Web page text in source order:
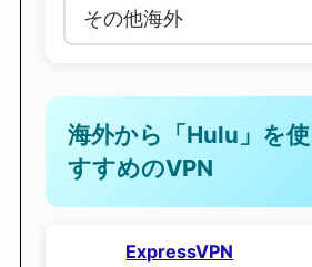
海外から「Hulu」を
すすめのVPN
ExpressVPN